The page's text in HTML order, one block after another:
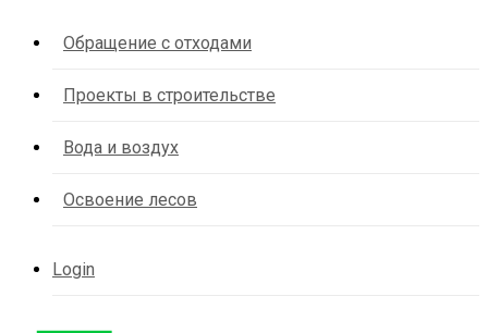
Обращение с отходами
Проекты в строительстве
Вода и воздух
Освоение лесов
Login